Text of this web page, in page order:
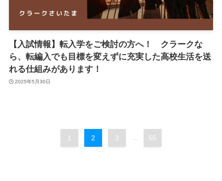
【入試情報】転入学をご検討の方へ！ クラークな
ら、転編入でも目標を変えずに充実した高校生活を送
れる仕組みがあります！
2025年5月30日
1 2 3 ... 55